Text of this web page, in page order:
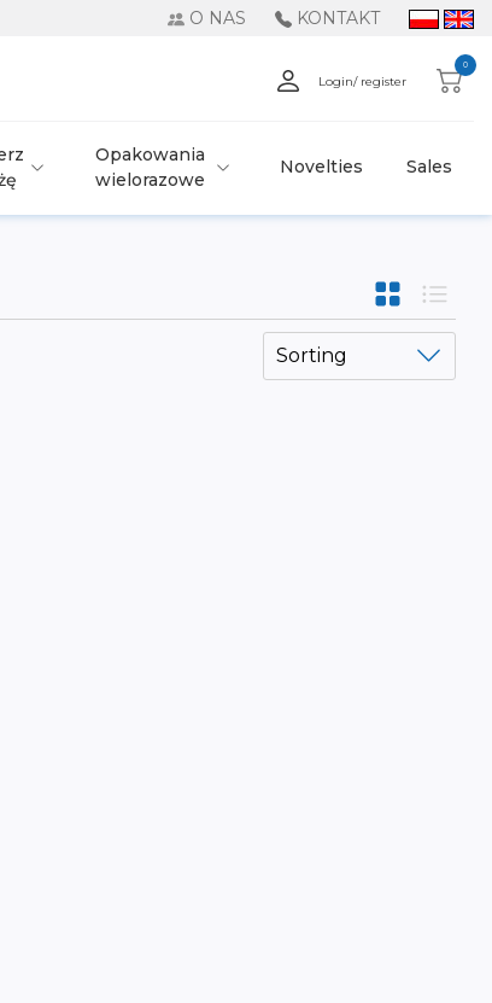
O NAS KONTAKT
Login/ register
0
Opakowania
wielorazowe
Novelties Sales
Sorting